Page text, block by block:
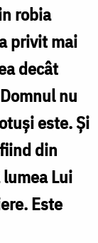
robia
privit mai
decât
nu
este. Și
din
Lui
Este